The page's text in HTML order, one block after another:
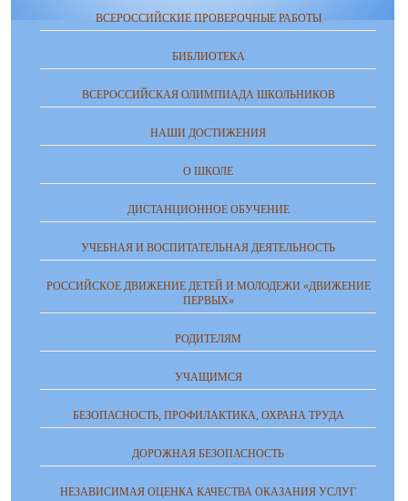
ВСЕРОССИЙСКИЕ ПРОВЕРОЧНЫЕ РАБОТЫ
БИБЛИОТЕКА
ВСЕРОССИЙСКАЯ ОЛИМПИАДА ШКОЛЬНИКОВ
НАШИ ДОСТИЖЕНИЯ
О ШКОЛЕ
ДИСТАНЦИОННОЕ ОБУЧЕНИЕ
УЧЕБНАЯ И ВОСПИТАТЕЛЬНАЯ ДЕЯТЕЛЬНОСТЬ
РОССИЙСКОЕ ДВИЖЕНИЕ ДЕТЕЙ И МОЛОДЕЖИ «ДВИЖЕНИЕ
ПЕРВЫХ»
РОДИТЕЛЯМ
УЧАЩИМСЯ
БЕЗОПАСНОСТЬ, ПРОФИЛАКТИКА, ОХРАНА ТРУДА
ДОРОЖНАЯ БЕЗОПАСНОСТЬ
НЕЗАВИСИМАЯ ОЦЕНКА КАЧЕСТВА ОКАЗАНИЯ УСЛУГ